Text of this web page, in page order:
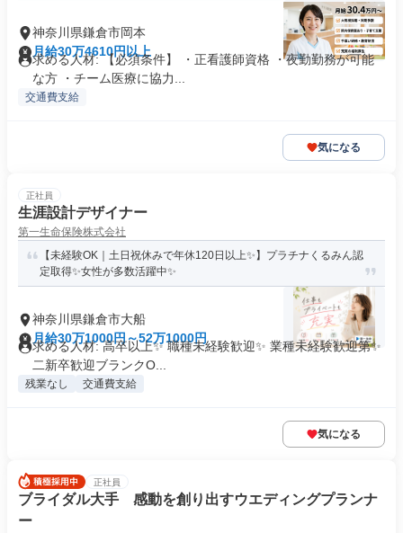
神奈川県鎌倉市岡本
月給30万4610円以上
求める人材: 【必須条件】 ・正看護師資格 ・夜勤勤務が可能
な方 ・チーム医療に協力...
交通費支給
気になる
正社員
生涯設計デザイナー
第一生命保険株式会社
【未経験OK｜土日祝休みで年休120日以上✨】プラチナくるみん認
定取得✨女性が多数活躍中✨
神奈川県鎌倉市大船
月給30万1000円～52万1000円
求める人材: 高卒以上✨ 職種未経験歓迎✨ 業種未経験歓迎第✨
二新卒歓迎ブランクO...
残業なし 交通費支給
気になる
正社員
ブライダル大手 感動を創り出すウエディングプランナ
ー